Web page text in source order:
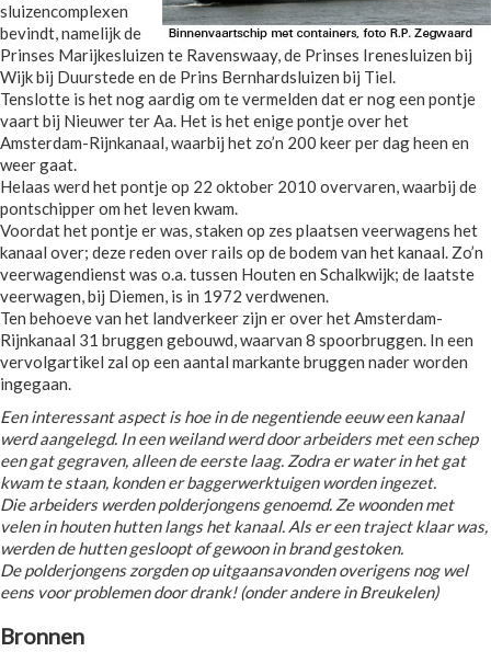
sluizencomplexen
bevindt, namelijk de
Prinses Marijkesluizen te Ravenswaay, de Prinses Irenesluizen bij
Wijk bij Duurstede en de Prins Bernhardsluizen bij Tiel.
Tenslotte is het nog aardig om te vermelden dat er nog een pontje
vaart bij Nieuwer ter Aa. Het is het enige pontje over het
Amsterdam-Rijnkanaal, waarbij het zo’n 200 keer per dag heen en
weer gaat.
Helaas werd het pontje op 22 oktober 2010 overvaren, waarbij de
pontschipper om het leven kwam.
Voordat het pontje er was, staken op zes plaatsen veerwagens het
kanaal over; deze reden over rails op de bodem van het kanaal. Zo’n
veerwagendienst was o.a. tussen Houten en Schalkwijk; de laatste
veerwagen, bij Diemen, is in 1972 verdwenen.
Ten behoeve van het landverkeer zijn er over het Amsterdam-
Rijnkanaal 31 bruggen gebouwd, waarvan 8 spoorbruggen. In een
vervolgartikel zal op een aantal markante bruggen nader worden
ingegaan.
Een interessant aspect is hoe in de negentiende eeuw een kanaal
werd aangelegd. In een weiland werd door arbeiders met een schep
een gat gegraven, alleen de eerste laag. Zodra er water in het gat
kwam te staan, konden er baggerwerktuigen worden ingezet.
Die arbeiders werden polderjongens genoemd. Ze woonden met
velen in houten hutten langs het kanaal. Als er een traject klaar was,
werden de hutten gesloopt of gewoon in brand gestoken.
De polderjongens zorgden op uitgaansavonden overigens nog wel
eens voor problemen door drank! (onder andere in Breukelen)
Bronnen